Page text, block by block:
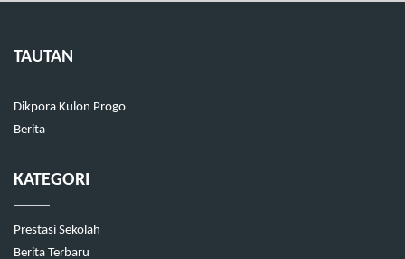
TAUTAN
Dikpora Kulon Progo
Berita
KATEGORI
Prestasi Sekolah
Berita Terbaru